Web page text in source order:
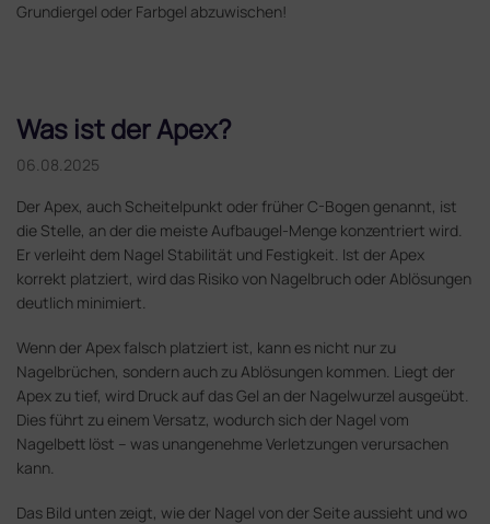
Grundiergel oder Farbgel abzuwischen!
Was ist der Apex?
06.08.2025
Der Apex, auch Scheitelpunkt oder früher C-Bogen genannt, ist
die Stelle, an der die meiste Aufbaugel-Menge konzentriert wird.
Er verleiht dem Nagel Stabilität und Festigkeit. Ist der Apex
korrekt platziert, wird das Risiko von Nagelbruch oder Ablösungen
deutlich minimiert.
Wenn der Apex falsch platziert ist, kann es nicht nur zu
Nagelbrüchen, sondern auch zu Ablösungen kommen. Liegt der
Apex zu tief, wird Druck auf das Gel an der Nagelwurzel ausgeübt.
Dies führt zu einem Versatz, wodurch sich der Nagel vom
Nagelbett löst – was unangenehme Verletzungen verursachen
kann.
Das Bild unten zeigt, wie der Nagel von der Seite aussieht und wo